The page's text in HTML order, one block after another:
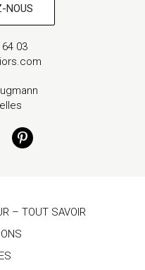
NOUS
03
– TOUT SAVOIR